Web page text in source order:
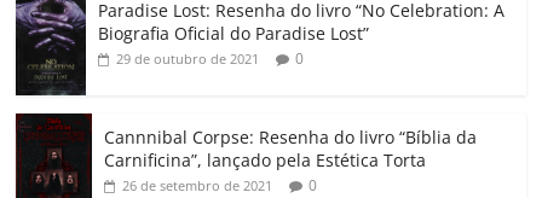
Paradise Lost: Resenha do livro “No Celebration: A
Biografia Oficial do Paradise Lost”
29 de outubro de 2021 0
Cannnibal Corpse: Resenha do livro “Bíblia da
Carnificina”, lançado pela Estética Torta
26 de setembro de 2021 0